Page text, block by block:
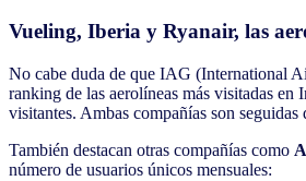
Vueling, Iberia y Ryanair, las
No cabe duda de que IAG (International
ranking de las aerolíneas más visitadas en
visitantes. Ambas compañías son seguidas
También destacan otras compañías como
número de usuarios únicos mensuales: